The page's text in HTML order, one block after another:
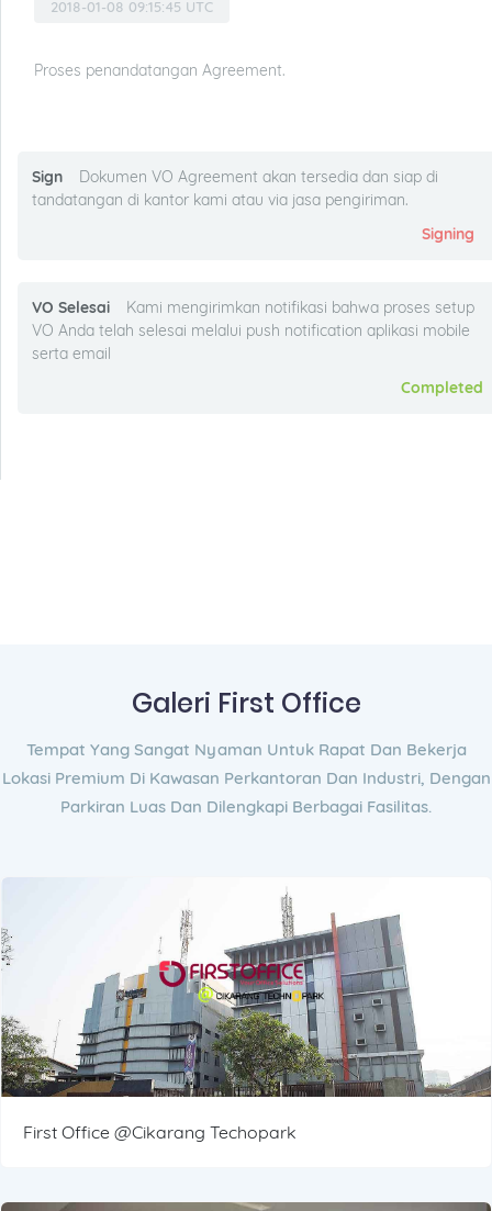
2018-01-08 09:15:45 UTC
Proses penandatangan Agreement.
Sign
Dokumen VO Agreement akan tersedia dan siap di
tandatangan di kantor kami atau via jasa pengiriman.
Signing
VO Selesai
Kami mengirimkan notifikasi bahwa proses setup
VO Anda telah selesai melalui push notification aplikasi mobile
serta email
Completed
Galeri First Office
Tempat Yang Sangat Nyaman Untuk Rapat Dan Bekerja
Lokasi Premium Di Kawasan Perkantoran Dan Industri, Dengan
Parkiran Luas Dan Dilengkapi Berbagai Fasilitas.
First Office @Cikarang Techopark